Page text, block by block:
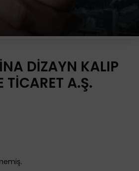
DİZAYN KALIP
TİCARET A.Ş.